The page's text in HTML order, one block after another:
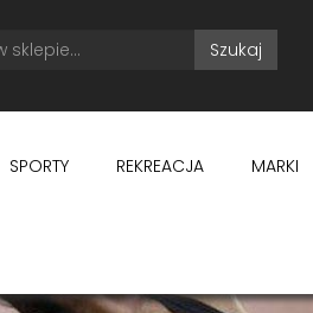
Szukaj
SPORTY REKREACJA MARKI